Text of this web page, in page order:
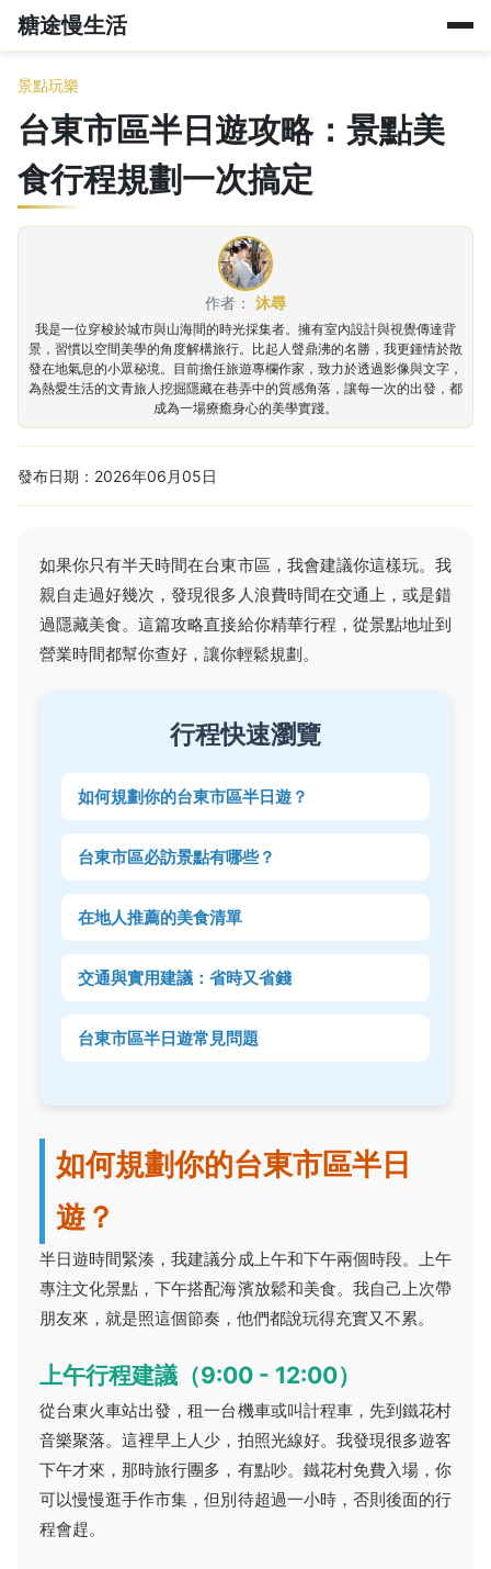
糖途慢生活
景點玩樂
台東市區半日遊攻略：景點美
食行程規劃一次搞定
作者： 沐尋
我是一位穿梭於城市與山海間的時光採集者。擁有室內設計與視覺傳達背
景，習慣以空間美學的角度解構旅行。比起人聲鼎沸的名勝，我更鍾情於散
發在地氣息的小眾秘境。目前擔任旅遊專欄作家，致力於透過影像與文字，
為熱愛生活的文青旅人挖掘隱藏在巷弄中的質感角落，讓每一次的出發，都
成為一場療癒身心的美學實踐。
發布日期：2026年06月05日
如果你只有半天時間在台東市區，我會建議你這樣玩。我
親自走過好幾次，發現很多人浪費時間在交通上，或是錯
過隱藏美食。這篇攻略直接給你精華行程，從景點地址到
營業時間都幫你查好，讓你輕鬆規劃。
行程快速瀏覽
如何規劃你的台東市區半日遊？
台東市區必訪景點有哪些？
在地人推薦的美食清單
交通與實用建議：省時又省錢
台東市區半日遊常見問題
如何規劃你的台東市區半日
遊？
半日遊時間緊湊，我建議分成上午和下午兩個時段。上午
專注文化景點，下午搭配海濱放鬆和美食。我自己上次帶
朋友來，就是照這個節奏，他們都說玩得充實又不累。
上午行程建議（9:00 - 12:00）
從台東火車站出發，租一台機車或叫計程車，先到鐵花村
音樂聚落。這裡早上人少，拍照光線好。我發現很多遊客
下午才來，那時旅行團多，有點吵。鐵花村免費入場，你
可以慢慢逛手作市集，但別待超過一小時，否則後面的行
程會趕。